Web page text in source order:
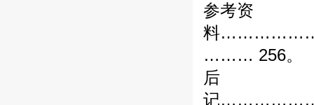
参考资
料
……… 256。
后
记